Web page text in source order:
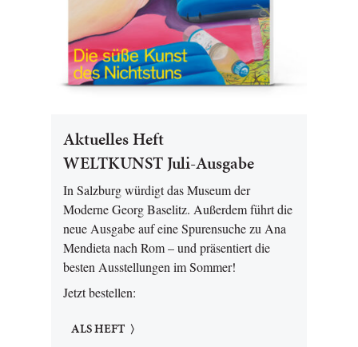
Aktuelles Heft
WELTKUNST Juli-Ausgabe
In Salzburg würdigt das Museum der
Moderne Georg Baselitz. Außerdem führt die
neue Ausgabe auf eine Spurensuche zu Ana
Mendieta nach Rom – und präsentiert die
besten Ausstellungen im Sommer!
Jetzt bestellen:
ALS HEFT